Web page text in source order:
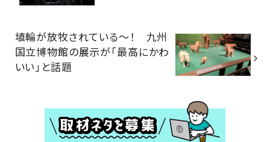
埴輪が放牧されている～！ 九州
国立博物館の展示が「最高にかわ
いい」と話題